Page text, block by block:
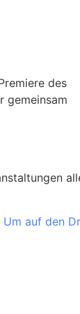
des
gemeinsam
Um auf den